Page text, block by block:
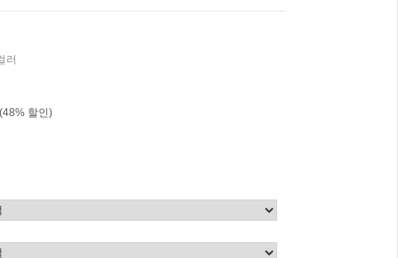
러
(48% 할인)